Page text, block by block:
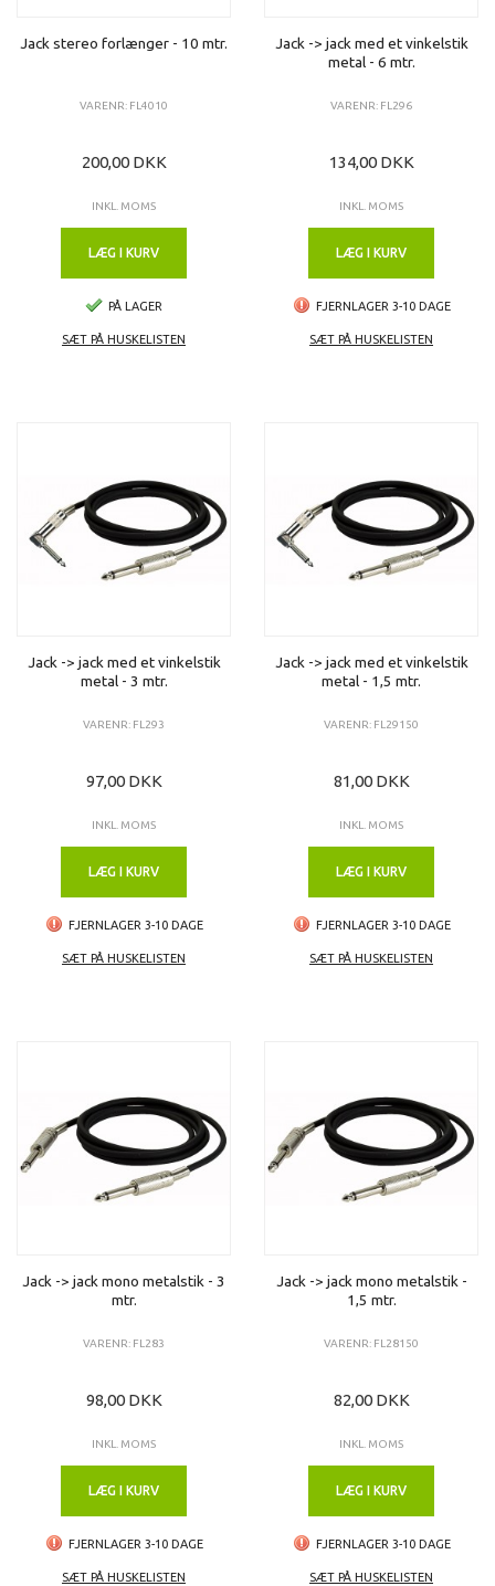
Jack stereo forlænger - 10 mtr.
VARENR: FL4010
200,00 DKK
INKL. MOMS
LÆG I KURV
PÅ LAGER
SÆT PÅ HUSKELISTEN
Jack -> jack med et vinkelstik
metal - 6 mtr.
VARENR: FL296
134,00 DKK
INKL. MOMS
LÆG I KURV
FJERNLAGER 3-10 DAGE
SÆT PÅ HUSKELISTEN
Jack -> jack med et vinkelstik
metal - 3 mtr.
VARENR: FL293
97,00 DKK
INKL. MOMS
LÆG I KURV
FJERNLAGER 3-10 DAGE
SÆT PÅ HUSKELISTEN
Jack -> jack med et vinkelstik
metal - 1,5 mtr.
VARENR: FL29150
81,00 DKK
INKL. MOMS
LÆG I KURV
FJERNLAGER 3-10 DAGE
SÆT PÅ HUSKELISTEN
Jack -> jack mono metalstik - 3
mtr.
VARENR: FL283
98,00 DKK
INKL. MOMS
LÆG I KURV
FJERNLAGER 3-10 DAGE
SÆT PÅ HUSKELISTEN
Jack -> jack mono metalstik -
1,5 mtr.
VARENR: FL28150
82,00 DKK
INKL. MOMS
LÆG I KURV
FJERNLAGER 3-10 DAGE
SÆT PÅ HUSKELISTEN